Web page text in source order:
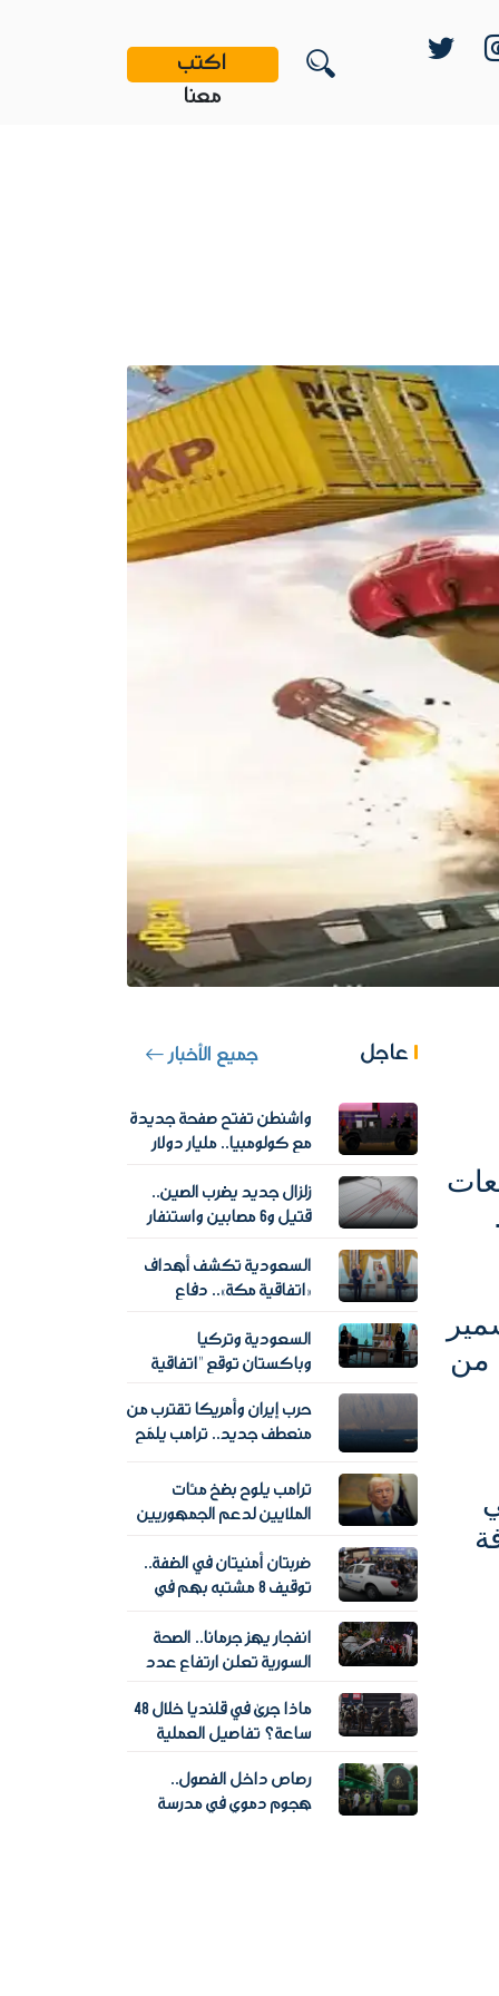
اكتب
معنا
سمير
من
عاجل جميع الأخبار
واشنطن تفتح صفحة جديدة
مع كولومبيا.. مليار دولار
إسبرييلا
زلزال جديد يضرب الصين..
قتيل و6 مصابين واستنفار
السعودية تكشف أهداف
«اتفاقية مكة».. دفاع
دون محاور عسكرية
السعودية وتركيا
وباكستان توقع "اتفاقية
تتضمن؟
حرب إيران وأمريكا تقترب من
منعطف جديد.. ترامب يلمّح
ترامب يلوح بضخ مئات
الملايين لدعم الجمهوريين
النصفي
ضربتان أمنيتان في الضفة..
توقيف 8 مشتبه بهم في
مخدرات
انفجار يهز جرمانا.. الصحة
السورية تعلن ارتفاع عدد
ماذا جرى في قلنديا خلال 48
ساعة؟ تفاصيل العملية
رصاص داخل الفصول..
هجوم دموي في مدرسة